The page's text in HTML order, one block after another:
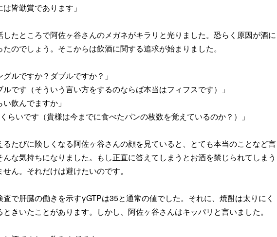
は皆勤賞であります」
したところで阿佐ヶ谷さんのメガネがキラリと光りました。恐らく原因が酒に
たのでしょう。そこからは飲酒に関する追求が始まりました。
グルですか？ダブルですか？」
ルです（そういう言い方をするのならば本当はフィフスです）」
い飲んでますか」
くらいです（貴様は今までに食べたパンの枚数を覚えているのか？）」
るたびに険しくなる阿佐ヶ谷さんの顔を見ていると、とても本当のことなど言
んな気持ちになりました。もし正直に答えてしまうとお酒を禁じられてしまう
ん。それだけは避けたいのです。
査で肝臓の働きを示すγGTPは35と通常の値でした。それに、焼酎は太りにく
ときいたことがあります。しかし、阿佐ヶ谷さんはキッパリと言いました。